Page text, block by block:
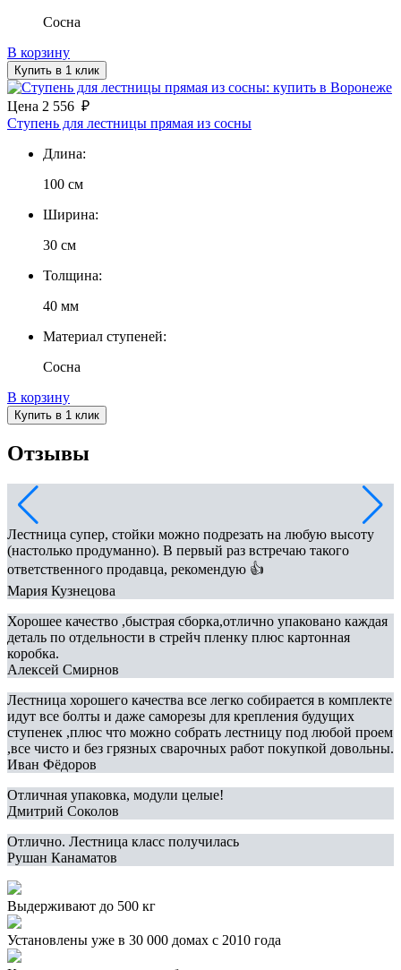
Сосна
В корзину
Купить в 1 клик
Цена 2 556 ₽
Ступень для лестницы прямая из сосны
Длина:
100 см
Ширина:
30 см
Толщина:
40 мм
Материал ступеней:
Сосна
В корзину
Купить в 1 клик
Отзывы
Лестница супер, стойки можно подрезать на любую высоту
(настолько продуманно). В первый раз встречаю такого
ответственного продавца, рекомендую 👍
Мария Кузнецова
Хорошее качество ,быстрая сборка,отлично упаковано каждая
деталь по отдельности в стрейч пленку плюс картонная
коробка.
Алексей Смирнов
Лестница хорошего качества все легко собирается в комплекте
идут все болты и даже саморезы для крепления будущих
ступенек ,плюс что можно собрать лестницу под любой проем
,все чисто и без грязных сварочных работ покупкой довольны.
Иван Фёдоров
Отличная упаковка, модули целые!
Дмитрий Соколов
Отлично. Лестница класс получилась
Рушан Канаматов
Выдерживают до 500 кг
Установлены уже в 30 000 домах с 2010 года